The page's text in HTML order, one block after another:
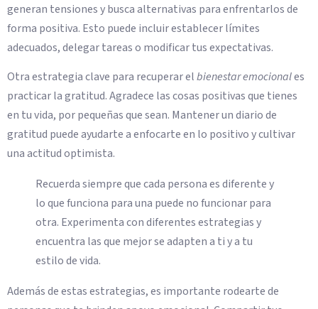
generan tensiones y busca alternativas para enfrentarlos de
forma positiva. Esto puede incluir establecer límites
adecuados, delegar tareas o modificar tus expectativas.
Otra estrategia clave para recuperar elbienestar emocionales
practicar la gratitud. Agradece las cosas positivas que tienes
en tu vida, por pequeñas que sean. Mantener un diario de
gratitud puede ayudarte a enfocarte en lo positivo y cultivar
una actitud optimista.
Recuerda siempre que cada persona es diferente y
lo que funciona para una puede no funcionar para
otra. Experimenta con diferentes estrategias y
encuentra las que mejor se adapten a ti y a tu
estilo de vida.
Además de estas estrategias, es importante rodearte de